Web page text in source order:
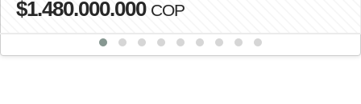
$1.480.000.000 COP